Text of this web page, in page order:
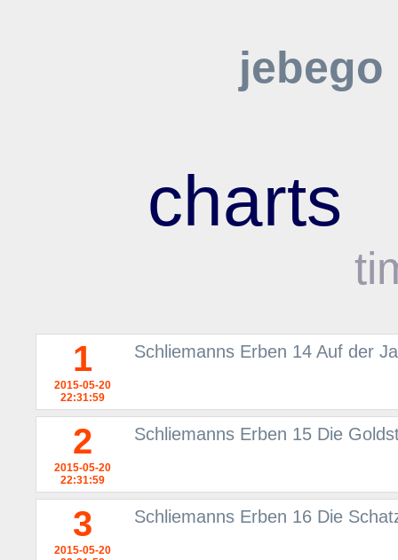
jebego
charts
1
2015-05-20
22:31:59
Schliemanns Erben 14 Auf der
2
2015-05-20
22:31:59
Schliemanns Erben 15 Die
3
2015-05-20
Schliemanns Erben 16 Die